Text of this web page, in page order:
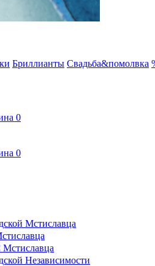
Бриллианты Свадьба&помолвка
0
0
Мстиславца
Независимости